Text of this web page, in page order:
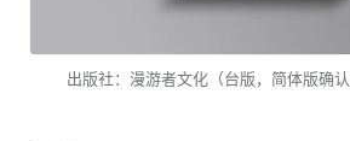
出版社：漫游者文化（台版，简体版确认